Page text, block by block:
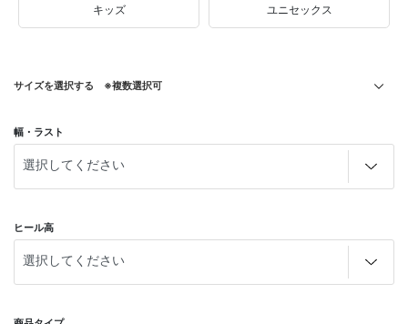
キッズ ユニセックス
サイズを選択する ※複数選択可
幅・ラスト
ヒール高